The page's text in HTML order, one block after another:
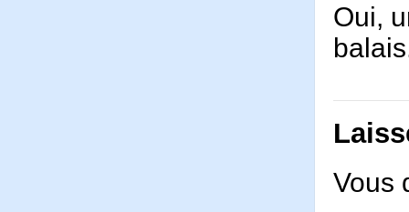
Oui,
Vous